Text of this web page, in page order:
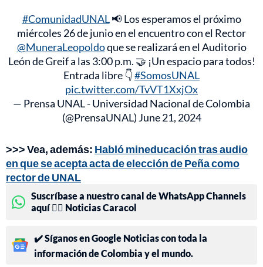
#ComunidadUNAL📢 Los esperamos el próximo
miércoles 26 de junio en el encuentro con el Rector
@MuneraLeopoldoque se realizará en el Auditorio
León de Greif a las 3:00 p.m. 🤝 ¡Un espacio para todos!
Entrada libre 👇#SomosUNAL
pic.twitter.com/TvVT1XxjOx
— Prensa UNAL - Universidad Nacional de Colombia
(@PrensaUNAL) June 21, 2024
>>> Vea, además: Habló mineducación tras audio
en que se acepta acta de elección de Peña como
rector de UNAL
Suscríbase a nuestro canal de WhatsApp Channels
aquí 👉🏻 Noticias Caracol
✔️ Síganos en Google Noticias con toda la
información de Colombia y el mundo.